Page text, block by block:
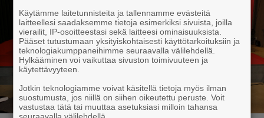
Käytämme laitetunnisteita ja tallennamme evästeitä
laitteellesi saadaksemme tietoja esimerkiksi sivuista, joilla
vierailit, IP-osoitteestasi sekä laitteesi ominaisuuksista.
Pääset tutustumaan yksityiskohtaisesti käyttötarkoituksiin ja
teknologiakumppaneihimme seuraavalla välilehdellä.
Hylkääminen voi vaikuttaa sivuston toimivuuteen ja
käytettävyyteen.
Jotkin teknologiamme voivat käsitellä tietoja myös ilman
suostumusta, jos niillä on siihen oikeutettu peruste. Voit
vastustaa tätä tai muuttaa asetuksiasi milloin tahansa
seuraavalla välilehdellä.